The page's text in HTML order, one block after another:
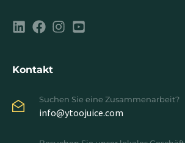
Kontakt
Suchen Sie eine Zusammenarbeit?
info@ytoojuice.com